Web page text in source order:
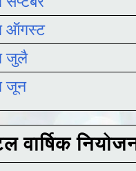
ऑगस्ट
जुलै
जून
वार्षिक